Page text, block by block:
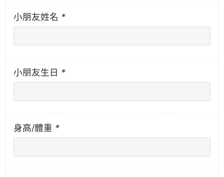
小朋友姓名 *
小朋友生日 *
身高/體重 *